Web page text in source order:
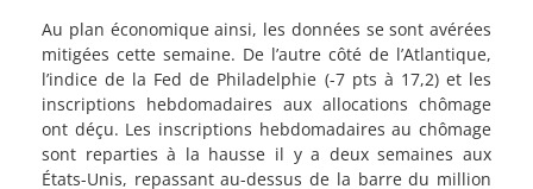
Au plan économique ainsi, les données se sont avérées
mitigées cette semaine. De l’autre côté de l’Atlantique,
l’indice de la Fed de Philadelphie (-7 pts à 17,2) et les
inscriptions hebdomadaires aux allocations chômage
ont déçu. Les inscriptions hebdomadaires au chômage
sont reparties à la hausse il y a deux semaines aux
États-Unis, repassant au-dessus de la barre du million